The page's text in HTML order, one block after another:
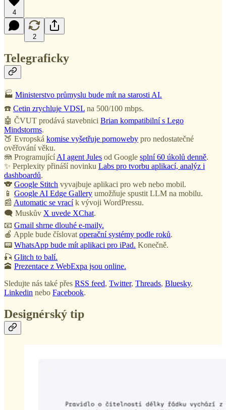
4
2
Telegraficky
🏭 Ministerstvo průmyslu bude mít na starosti AI.
☎️ Cetin zrychluje VDSL na 500/100 mbps.
🤖 ČVUT prodává stavebnici Brian kompatibilní s Lego
Mindstorms.
🍑 Evropská komise vyšetřuje pornoweby pro nedostatečné
ověřování věku.
🪼 ProgramujícíAI agent Jules od Google splní 60 úkolů denně.
✨ Perplexity přináší novinku Labs pro tvorbu aplikací, analýz i
dashboardů.
🐨 Google Stitch vyvajbuje aplikaci pro web nebo mobil.
📱 Google AI Edge Gallery umožňuje spustit LLM na mobilu.
📰 Automatic se vracík vývoji WordPressu.
🗨️ Muskův X uvede XChat.
📧 Gmail shrne dlouhé e-maily.
🍎 Apple bude číslovat operační systémy podle roků.
📟 WhatsApp bude mít aplikaci pro iPad. Konečně.
🎣 Glitch to balí.
🕋 Prezentace z WebExpa jsou online.
Sledujte nás také přes RSS feed, Twitter, Threads, Bluesky,
Linkedin nebo Facebook.
Designérský tip